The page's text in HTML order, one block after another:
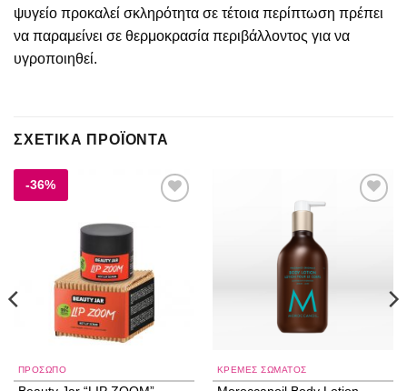
ψυγείο προκαλεί σκληρότητα σε τέτοια περίπτωση πρέπει
να παραμείνει σε θερμοκρασία περιβάλλοντος για να
υγροποιηθεί.
ΣΧΕΤΙΚΆ ΠΡΟΪΌΝΤΑ
-36%
ΠΡΌΣΩΠΟ ΚΡΈΜΕΣ ΣΏΜΑΤΟΣ